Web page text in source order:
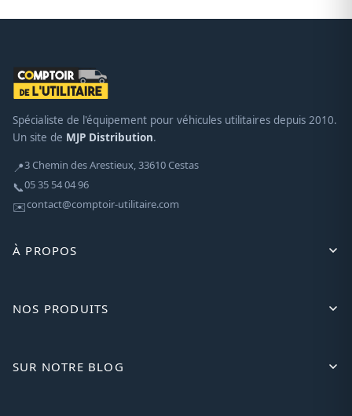
Spécialiste de l'équipement pour véhicules utilitaires depuis 2010.
Un site de MJP Distribution.
📍3 Chemin des Arestieux, 33610 Cestas
📞05 35 54 04 96
✉️contact@comptoir-utilitaire.com
À PROPOS
NOS PRODUITS
SUR NOTRE BLOG